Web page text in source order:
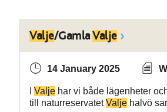
Valje/GamlaValje
14 January 2025
Valje har vi både lägenheter
till naturreservatetValje halvö